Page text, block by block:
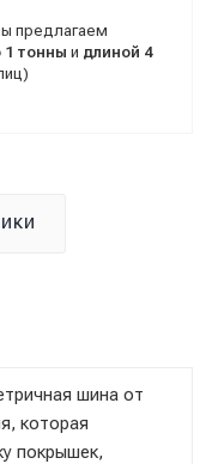
предлагаем
1 тонны и длиной 4
шина от
которая
покрышек,